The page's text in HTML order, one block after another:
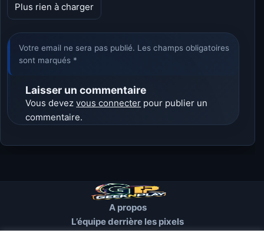
Plus rien à charger
Votre email ne sera pas publié. Les champs obligatoires
sont marqués *
Laisser un commentaire
Vous devezvous connecter pour publier un
commentaire.
A propos
L’équipe derrière les pixels